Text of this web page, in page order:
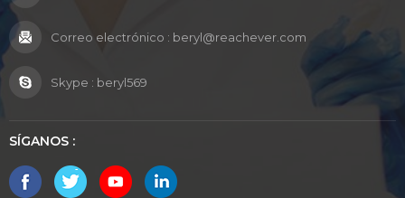
Correo electrónico : beryl@reachever.com
Skype : beryl569
SÍGANOS :